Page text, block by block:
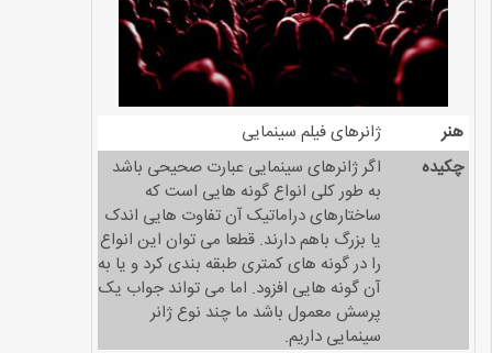
هنر
ژانرهای فیلم‌ سینمایی
چکیده
اگر ژانرهای سینمایی عبارت صحیحی باشد
به طور کلی انواع گونه هایی است که
ساختارهای دراماتیک آن تفاوت هایی اندک
یا بزرگ باهم دارند. قطعا می توان این انواع
را در گونه های کمتری طبقه بندی کرد و یا به
آن گونه هایی افزود. اما می تواند جواب یک
پرسش معمول باشد ما چند نوع ژانر
سینمایی داریم.